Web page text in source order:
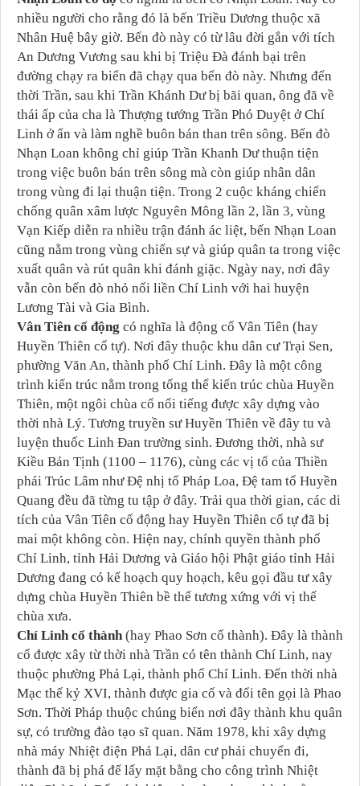
nhiều người cho rằng đó là bến Triều Dương thuộc xã
Nhân Huệ bây giờ. Bến đò này có từ lâu đời gắn với tích
An Dương Vương sau khi bị Triệu Đà đánh bại trên
đường chạy ra biển đã chạy qua bến đò này. Nhưng đến
thời Trần, sau khi Trần Khánh Dư bị bãi quan, ông đã về
thái ấp của cha là Thượng tướng Trần Phó Duyệt ở Chí
Linh ở ẩn và làm nghề buôn bán than trên sông. Bến đò
Nhạn Loan không chỉ giúp Trần Khanh Dư thuận tiện
trong việc buôn bán trên sông mà còn giúp nhân dân
trong vùng đi lại thuận tiện. Trong 2 cuộc kháng chiến
chống quân xâm lược Nguyên Mông lần 2, lần 3, vùng
Vạn Kiếp diễn ra nhiều trận đánh ác liệt, bến Nhạn Loan
cũng nằm trong vùng chiến sự và giúp quân ta trong việc
xuất quân và rút quân khi đánh giặc. Ngày nay, nơi đây
vẫn còn bến đò nhỏ nối liền Chí Linh với hai huyện
Lương Tài và Gia Bình.
Vân Tiên cổ động có nghĩa là động cổ Vân Tiên (hay
Huyền Thiên cổ tự). Nơi đây thuộc khu dân cư Trại Sen,
phường Văn An, thành phố Chí Linh. Đây là một công
trình kiến trúc nằm trong tổng thể kiến trúc chùa Huyền
Thiên, một ngôi chùa cổ nổi tiếng được xây dựng vào
thời nhà Lý. Tương truyền sư Huyền Thiên về đây tu và
luyện thuốc Linh Đan trường sinh. Đương thời, nhà sư
Kiều Bản Tịnh (1100 – 1176), cùng các vị tổ của Thiền
phái Trúc Lâm như Đệ nhị tổ Pháp Loa, Đệ tam tổ Huyền
Quang đều đã từng tu tập ở đây. Trải qua thời gian, các di
tích của Vân Tiên cổ động hay Huyền Thiên cổ tự đã bị
mai một không còn. Hiện nay, chính quyền thành phố
Chí Linh, tỉnh Hải Dương và Giáo hội Phật giáo tỉnh Hải
Dương đang có kế hoạch quy hoạch, kêu gọi đầu tư xây
dựng chùa Huyền Thiên bề thế tương xứng với vị thế
chùa xưa.
Chí Linh cổ thành(hay Phao Sơn cổ thành). Đây là thành
cổ được xây từ thời nhà Trần có tên thành Chí Linh, nay
thuộc phường Phả Lại, thành phố Chí Linh. Đến thời nhà
Mạc thế kỷ XVI, thành được gia cố và đổi tên gọi là Phao
Sơn. Thời Pháp thuộc chúng biến nơi đây thành khu quân
sự, có trường đào tạo sĩ quan. Năm 1978, khi xây dựng
nhà máy Nhiệt điện Phả Lại, dân cư phải chuyển đi,
thành đã bị phá để lấy mặt bằng cho công trình Nhiệt